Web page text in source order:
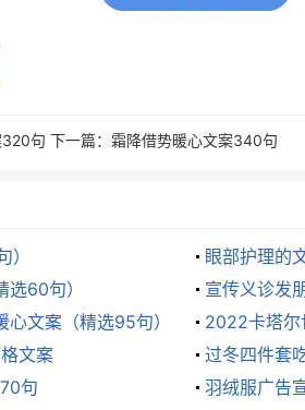
于浏览风景，而是到一个完全陌生的
，你学习的样子，是校园最美的风景。
就踏上了一次100年期限的旅途。你的
，做成照片寄给你，此生遇见你和遇
山顶的风景果然不一般，要是天气再
徒步旅行，穿越荆棘和沼泽，我们终
句 下一篇： 霜降借势暖心文案340句
眼部护理的
60句）
宣传义诊发
文案（精选95句）
2022卡塔尔
文案
过冬四件套
句
羽绒服广告